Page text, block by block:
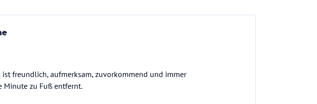
freundlich, aufmerksam, zuvorkommend und immer
Minute zu Fuß entfernt.